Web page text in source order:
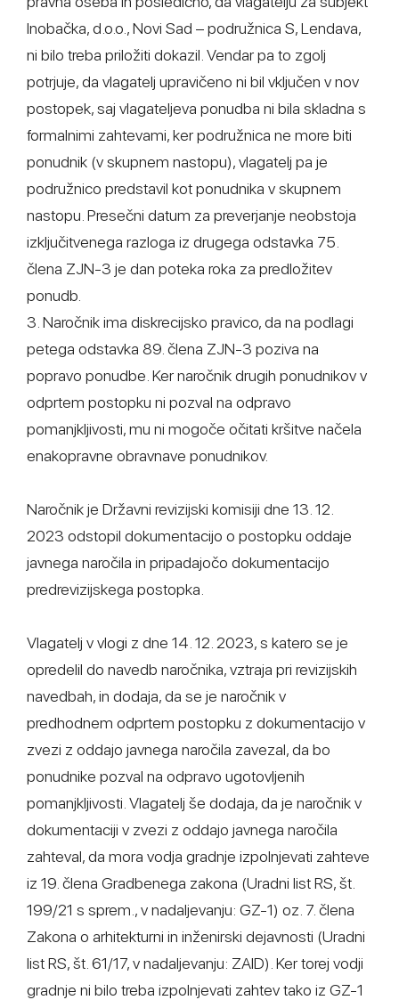
Inobačka, d.o.o., Novi Sad – podružnica S, Lendava,
ni bilo treba priložiti dokazil. Vendar pa to zgolj
potrjuje, da vlagatelj upravičeno ni bil vključen v nov
postopek, saj vlagateljeva ponudba ni bila skladna s
formalnimi zahtevami, ker podružnica ne more biti
ponudnik (v skupnem nastopu), vlagatelj pa je
podružnico predstavil kot ponudnika v skupnem
nastopu. Presečni datum za preverjanje neobstoja
izključitvenega razloga iz drugega odstavka 75.
člena ZJN-3 je dan poteka roka za predložitev
ponudb.
3. Naročnik ima diskrecijsko pravico, da na podlagi
petega odstavka 89. člena ZJN-3 poziva na
popravo ponudbe. Ker naročnik drugih ponudnikov v
odprtem postopku ni pozval na odpravo
pomanjkljivosti, mu ni mogoče očitati kršitve načela
enakopravne obravnave ponudnikov.
Naročnik je Državni revizijski komisiji dne 13. 12.
2023 odstopil dokumentacijo o postopku oddaje
javnega naročila in pripadajočo dokumentacijo
predrevizijskega postopka.
Vlagatelj v vlogi z dne 14. 12. 2023, s katero se je
opredelil do navedb naročnika, vztraja pri revizijskih
navedbah, in dodaja, da se je naročnik v
predhodnem odprtem postopku z dokumentacijo v
zvezi z oddajo javnega naročila zavezal, da bo
ponudnike pozval na odpravo ugotovljenih
pomanjkljivosti. Vlagatelj še dodaja, da je naročnik v
dokumentaciji v zvezi z oddajo javnega naročila
zahteval, da mora vodja gradnje izpolnjevati zahteve
iz 19. člena Gradbenega zakona (Uradni list RS, št.
199/21 s sprem., v nadaljevanju: GZ-1) oz. 7. člena
Zakona o arhitekturni in inženirski dejavnosti (Uradni
list RS, št. 61/17, v nadaljevanju: ZAID). Ker torej vodji
gradnje ni bilo treba izpolnjevati zahtev tako iz GZ-1